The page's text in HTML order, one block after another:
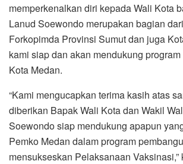
memperkenalkan diri kepada Wali Kota
Lanud Soewondo merupakan bagian
Forkopimda Provinsi Sumut dan juga
kami siap dan akan mendukung
Kota Medan.
“Kami mengucapkan terima kasih atas
diberikan Bapak Wali Kota dan Wakil
Soewondo siap mendukung apapun
Pemko Medan dalam program
mensukseskan Pelaksanaan Vaksinasi,”